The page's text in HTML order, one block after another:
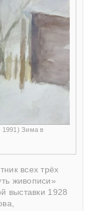
1991) Зима в
всех трёх
живописи»
выставки 1928